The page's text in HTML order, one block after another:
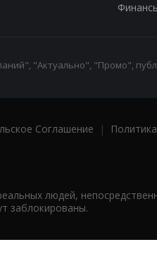
"Актуально", "Промо",
Соглашение |
людей,
заблокированы.